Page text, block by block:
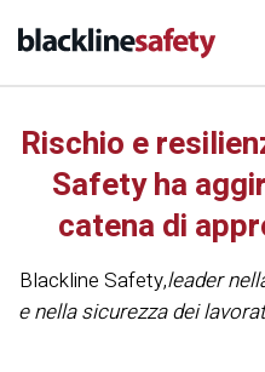
Rischio e
Safety ha
catena di
Blackline Safety,leader
e nella sicurezza dei